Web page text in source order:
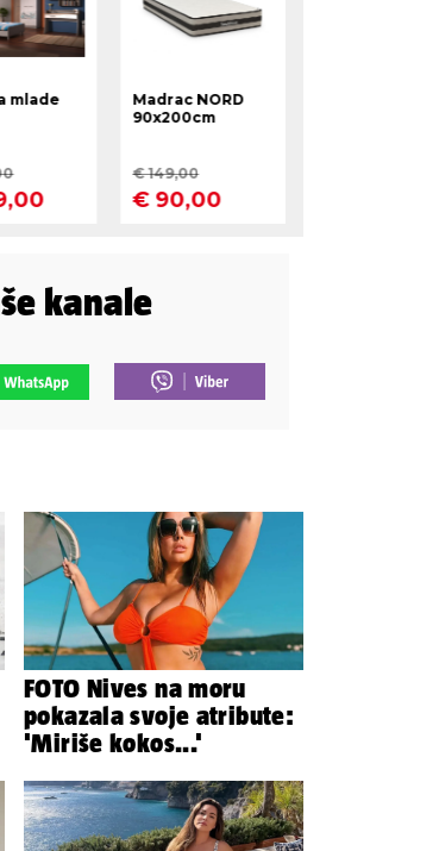
kanale
FOTO Nives na moru
pokazala svoje atribute:
'Miriše kokos...'